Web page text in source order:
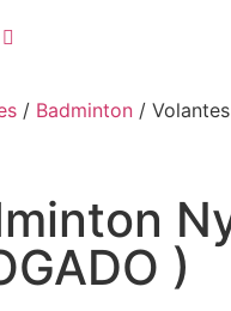
/ Badminton /
)